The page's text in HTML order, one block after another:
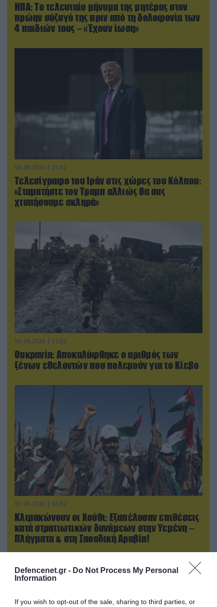
Defencenet.gr - Do Not Process My Personal
Information
If you wish to opt-out of the sale, sharing to third parties, or
ΗΠΑ: Το τελευταίο μήνυμα της μητέρας στον
πρώην σύζυγό της πριν από τη δολοφονία των
4 παιδιών τους – «Έχουν ίωση»
06.08.2026 | 21:02
Τελεσίγραφο του Ιράν στις χώρες του Κόλπου:
«Σταματήστε τον Τραμπ αλλιώς θα σας
χτυπήσουμε σκληρά»
06.08.2026 | 17:02
Ουκρανία: Αποκαλύφθηκε ο αριθμός των
ξένων εθελοντών που πολεμούν για το Κίεβο
07.08.2026 | 08:02
Κλιμακώνουν οι Χούθι: Eξαπέλυσαν επιθέσεις
κατά στρατιωτικών δυνάμεων στην Υεμένη –
Πλήγματα & στη Σαουδική Αραβία!